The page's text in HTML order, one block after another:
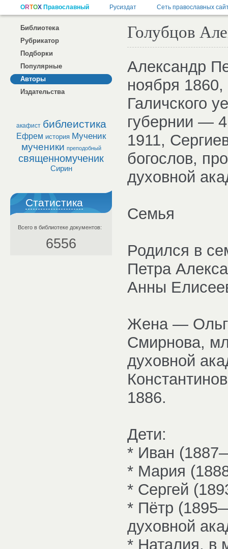
Библиотека
Рубрикатор
Подборки
Популярные
Авторы
Издательства
акафист библеистика
Ефрем история Мученик
мученики преподобный
священномученик
Сирин
Статистика
Всего в библиотеке документов:
6556
Голубцов
Александр
ноября 1860,
Галичского
губернии —
1911,
богослов,
духовной
Семья
Родился в
Петра
Анны
Жена —
Смирнова,
духовной
1886.
Дети:
* Иван
* Мария
* Сергей
* Пётр
духовной
* Наталия, в